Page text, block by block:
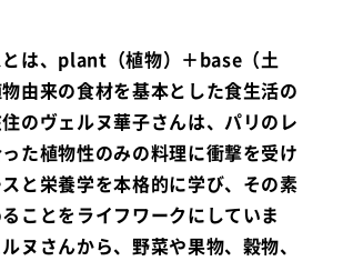
は、plant（植物）＋base（土
由来の食材を基本とした食生活の
のヴェルヌ華子さんは、パリのレ
た植物性のみの料理に衝撃を受け
と栄養学を本格的に学び、その素
ことをライフワークにしていま
ヌさんから、野菜や果物、穀物、